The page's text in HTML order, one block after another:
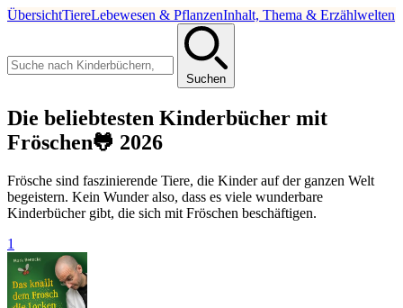
ÜbersichtTiereLebewesen & PflanzenInhalt, Thema & Erzählwelten
Suchen
Die beliebtesten Kinderbücher mit
Fröschen🐸 2026
Frösche sind faszinierende Tiere, die Kinder auf der ganzen Welt
begeistern. Kein Wunder also, dass es viele wunderbare
Kinderbücher gibt, die sich mit Fröschen beschäftigen.
1